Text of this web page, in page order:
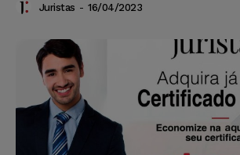
Juristas - 16/04/2023